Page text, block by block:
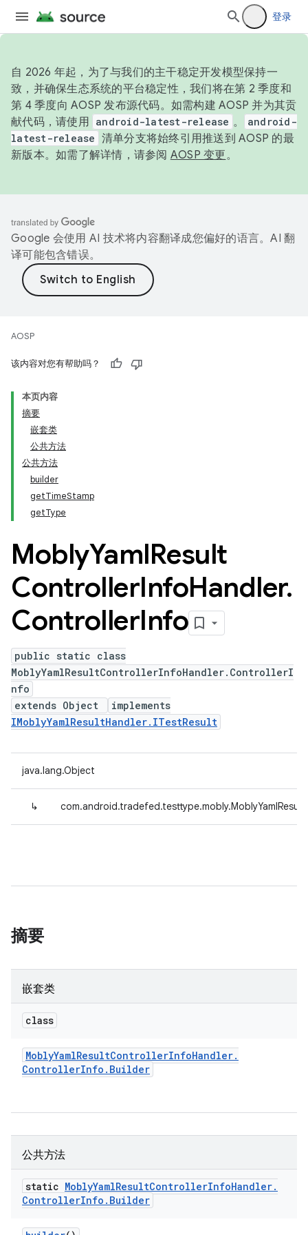
登录
自 2026 年起，为了与我们的主干稳定开发模型保持一
致，并确保生态系统的平台稳定性，我们将在第 2 季度和
第 4 季度向 AOSP 发布源代码。如需构建 AOSP 并为其贡
献代码，请使用 android-latest-release 。
android-
latest-release 清单分支将始终引用推送到 AOSP 的最
新版本。如需了解详情，请参阅 AOSP 变更。
Google 会使用 AI 技术将内容翻译成您偏好的语言。AI 翻
译可能包含错误。
AOSP
该内容对您有帮助吗？
本页内容
摘要
嵌套类
公共方法
公共方法
builder
getTimeStamp
getType
MoblyYamlResult
ControllerInfoHandler.
ControllerInfo
public static class
MoblyYamlResultControllerInfoHandler.ControllerI
nfo
extends Object
implements
IMoblyYamlResultHandler.ITestResult
java.lang.Object
↳
摘要
嵌套类
class
MoblyYamlResultControllerInfoHandler.
ControllerInfo . Builder
公共方法
static MoblyYamlResultControllerInfoHandler.
ControllerInfo . Builder